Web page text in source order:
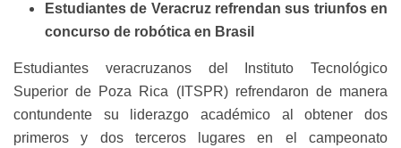
Estudiantes de Veracruz refrendan sus triunfos en
concurso de robótica en Brasil
Estudiantes veracruzanos del Instituto Tecnológico
Superior de Poza Rica (ITSPR) refrendaron de manera
contundente su liderazgo académico al obtener dos
primeros y dos terceros lugares en el campeonato